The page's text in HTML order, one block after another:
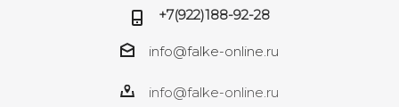
+7(922)188-92-28
info@falke-online.ru
info@falke-online.ru